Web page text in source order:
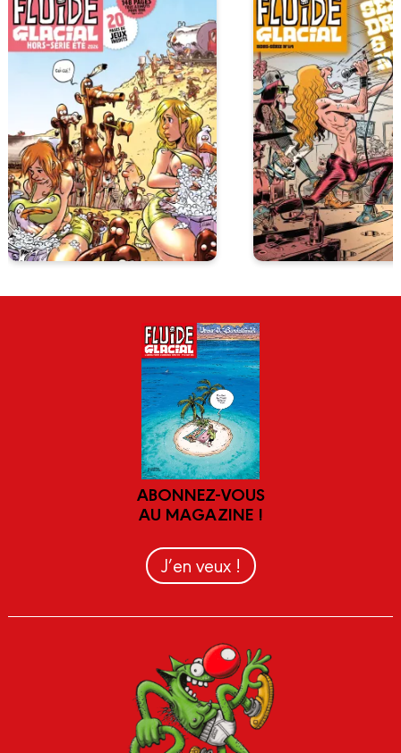
ABONNEZ-VOUS
AU MAGAZINE !
J’en veux !